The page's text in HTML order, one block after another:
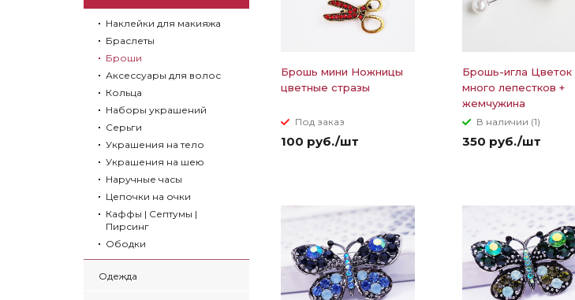
Наклейки для макияжа
Браслеты
Броши
Аксессуары для волос
Кольца
Наборы украшений
Серьги
Украшения на тело
Украшения на шею
Наручные часы
Цепочки на очки
Каффы | Септумы |
Пирсинг
Ободки
Одежда
Брошь мини Ножницы
цветные стразы
Под заказ
100 руб./шт
Брошь-игла Цветок
много лепестков +
жемчужина
В наличии (1)
350 руб./шт